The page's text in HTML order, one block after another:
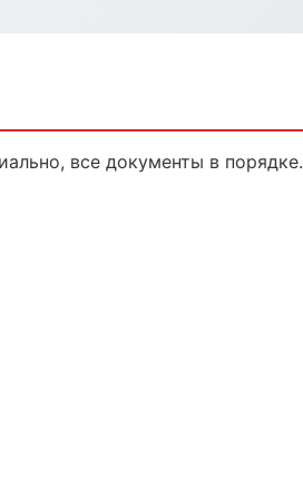
все документы в порядке.